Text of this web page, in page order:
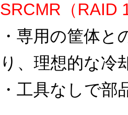
SRCMR（RAID
・専用の筐体
り、理想的な冷
・工具なしで部